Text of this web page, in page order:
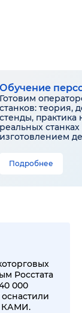
Обучение
Готовим
станков: теория,
стенды, практика
реальных станках
изготовлением
Подробнее
Росстата
000
КАМИ.